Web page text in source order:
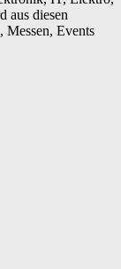
aus diesen
Messen, Events